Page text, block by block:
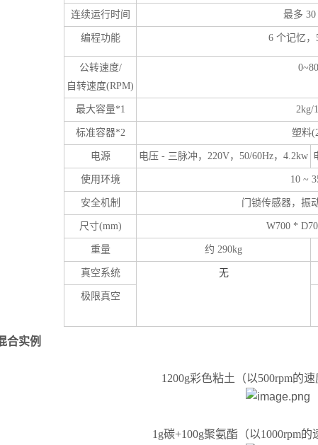
连续运行时间 最多
编程功能 6 个记忆，
公转速度/
自转速度(RPM)
最大容量*1 2kg/
标准容器*2 塑料
电源 电压 - 三脉冲，220V，50/60Hz，4.2kw
使用环境 10 ~
安全机制 门锁传感器，振
尺寸(mm) W700 *
重量 约 290kg
真空系统 无
极限真空
合实例
1200g彩色粘土（以500rpm的速
1g碳+100g聚氨酯（以1000rpm的